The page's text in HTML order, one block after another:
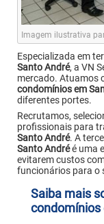
Imagem ilustrativa
Especializada em
Santo André, a VN
mercado. Atuamos
condomínios em
diferentes portes.
Recrutamos,
profissionais para
Santo André. A
Santo Andréé uma
evitarem custos
funcionários para o
Saiba mais
condomínios